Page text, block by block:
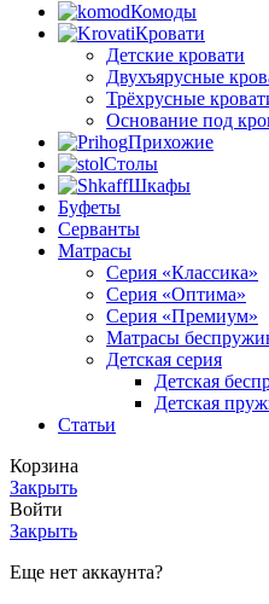
можно
выбрать
на
странице
товара.
Комоды
Кровати
Детские кровати
Двухъярусные
Трёхрусные
Основание под
Прихожие
Столы
Шкафы
Буфеты
Серванты
Матрасы
Серия «Классика»
Серия «Оптима»
Серия «Премиум»
Матрасы
Детская серия
Детская
Детская
Статьи
Корзина
Закрыть
Войти
Закрыть
Еще нет аккаунта?